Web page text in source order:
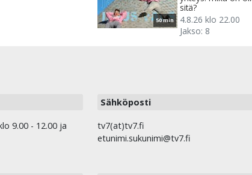
50 min
sitä?
4.8.26 klo 22.00
Jakso: 8
9.00 - 12.00 ja
Sähköposti
tv7(at)tv7.fi
etunimi.sukunimi@tv7.fi